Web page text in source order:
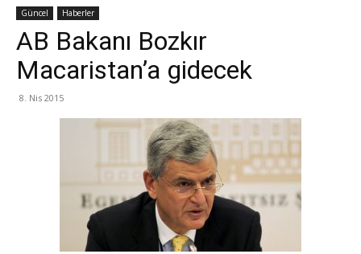
Güncel Haberler
AB Bakanı Bozkır
Macaristan’a gidecek
8. Nis 2015